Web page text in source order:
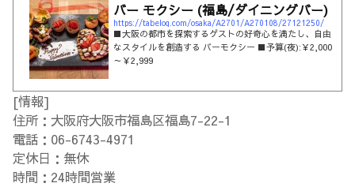
バー モクシー (福島/ダイニングバー)
https://tabelog.com/osaka/A2701/A270108/27121250/
■大阪の都市を探索するゲストの好奇心を満たし、自由
なスタイルを創造する バーモクシー ■予算(夜):￥2,000
～￥2,999
[情報]
住所：大阪府大阪市福島区福島7-22-1
電話：06-6743-4971
定休日：無休
時間：24時間営業